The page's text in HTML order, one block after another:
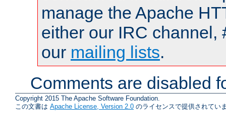
manage the Apache
either our IRC channel,
our mailing lists.
Comments are disabled
Copyright 2015 The Apache Software Foundation.
この文書は Apache License, Version 2.0 のライセンスで提供されてい